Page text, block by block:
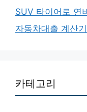
SUV 타이어로 연
자동차대출 계산
카테고리